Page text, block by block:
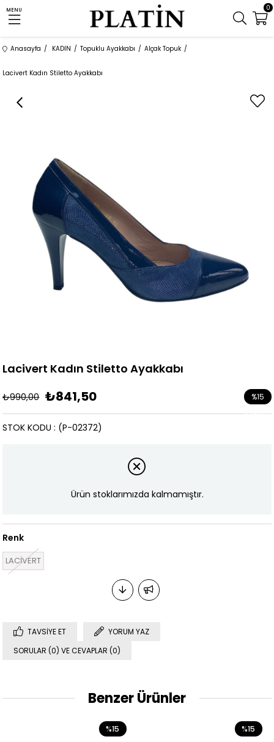
MENU 0
Anasayfa KADIN Topuklu Ayakkabı Alçak Topuk
Lacivert Kadın Stiletto Ayakkabı
Lacivert Kadın Stiletto Ayakkabı
₺990,00 ₺841,50 %15
İndirim
(P-02372)
STOK KODU
Ürün stoklarımızda kalmamıştır.
Renk
LACİVERT
TAVSIYE ET
YORUM YAZ
SORULAR (0) VE CEVAPLAR (0)
Benzer Ürünler